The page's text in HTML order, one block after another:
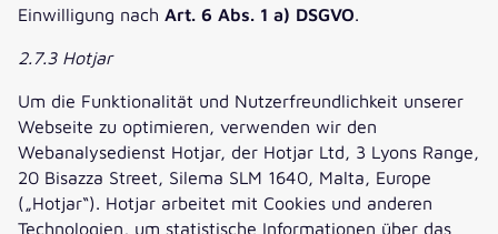
Einwilligung nach Art. 6 Abs. 1 a) DSGVO
2.7.3 Hotjar
Um die Funktionalität und Nutzerfreundlichkeit unserer
Webseite zu optimieren, verwenden wir den
Webanalysedienst Hotjar, der Hotjar Ltd, 3 Lyons Range,
20 Bisazza Street, Silema SLM 1640, Malta, Europe
(„Hotjar“). Hotjar arbeitet mit Cookies und anderen
Technologien, um statistische Informationen über das